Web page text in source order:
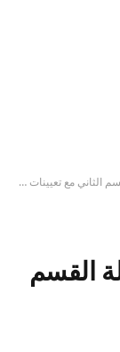
من بطولة القسم